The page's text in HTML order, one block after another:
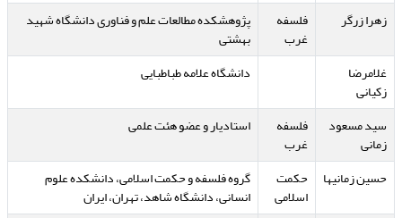
زهرا زرگر
فلسفه
غرب
پژوهشکده مطالعات علم و فناوری دانشگاه شهید
بهشتی
غلامرضا
زکیانی
دانشگاه علامه طباطبایی
سید مسعود
زمانی
فلسفه
غرب
استادیار و عضو هئت علمی
حسین زمانیها حکمت
اسلامی
گروه فلسفه و حکمت اسلامی، دانشکده علوم
انسانی، دانشگاه شاهد، تهران، ایران